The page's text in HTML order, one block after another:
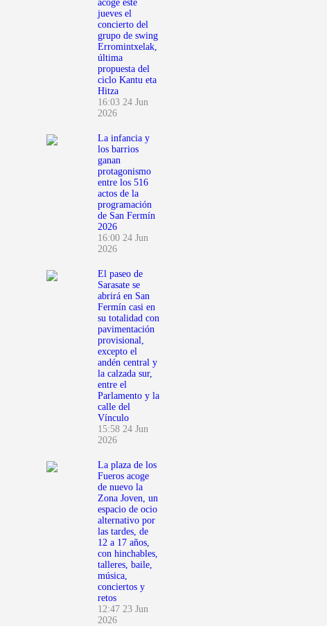
acoge este
jueves el
concierto del
grupo de swing
Erromintxelak,
última
propuesta del
ciclo Kantu eta
Hitza
16:03 24 Jun
2026
La infancia y
los barrios
ganan
protagonismo
entre los 516
actos de la
programación
de San Fermín
2026
16:00 24 Jun
2026
El paseo de
Sarasate se
abrirá en San
Fermín casi en
su totalidad con
pavimentación
provisional,
excepto el
andén central y
la calzada sur,
entre el
Parlamento y la
calle del
Vínculo
15:58 24 Jun
2026
La plaza de los
Fueros acoge
de nuevo la
Zona Joven, un
espacio de ocio
alternativo por
las tardes, de
12 a 17 años,
con hinchables,
talleres, baile,
música,
conciertos y
retos
12:47 23 Jun
2026